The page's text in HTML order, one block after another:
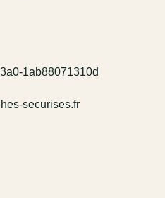
1ab88071310d
securises.fr